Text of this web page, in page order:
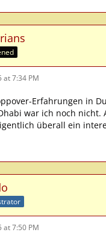
at 7:34 PM
Erfahrungen in
war ich noch nicht.
überall ein
at 7:50 PM